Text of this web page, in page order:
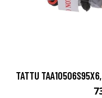
TATTU